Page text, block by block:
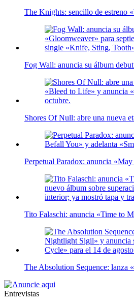
The Knights: sencillo de estreno
Fog Wall: anuncia su álbum
Shores Of Null: abre una nueva
Perpetual Paradox: anuncia
Tito Falaschi: anuncia «Time to
The Absolution Sequence:
Entrevistas